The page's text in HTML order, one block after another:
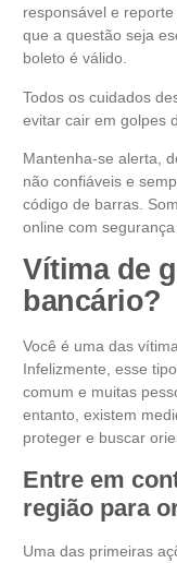
responsável e
que a questão seja
boleto é válido.
Todos os cuidados
evitar cair em golpes
Mantenha-se alerta,
não confiáveis e
código de barras.
online com segurança
Vítima de
bancário?
Você é uma das
Infelizmente, esse
comum e muitas
entanto, existem
proteger e buscar
Entre em
região para
Uma das primeiras